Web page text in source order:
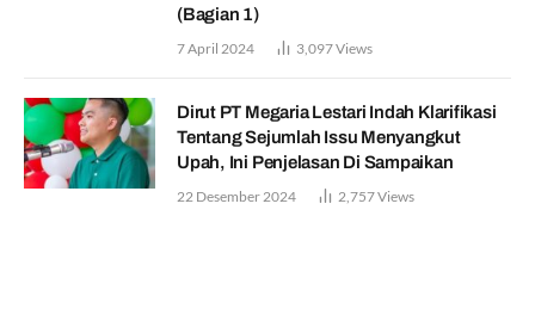
(Bagian 1)
7 April 2024 3,097Views
Dirut PT Megaria Lestari Indah Klarifikasi
Tentang Sejumlah Issu Menyangkut
Upah, Ini Penjelasan Di Sampaikan
22 Desember 2024 2,757Views